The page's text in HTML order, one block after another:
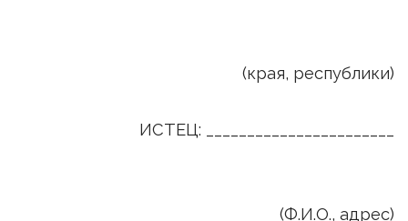
(края, республики)
ИСТЕЦ: _______________________
(Ф.И.О., адрес)